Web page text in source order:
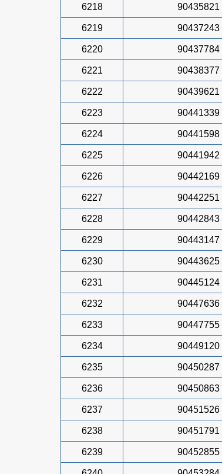
6218 90435821
6219 90437243
6220 90437784
6221 90438377
6222 90439621
6223 90441339
6224 90441598
6225 90441942
6226 90442169
6227 90442251
6228 90442843
6229 90443147
6230 90443625
6231 90445124
6232 90447636
6233 90447755
6234 90449120
6235 90450287
6236 90450863
6237 90451526
6238 90451791
6239 90452855